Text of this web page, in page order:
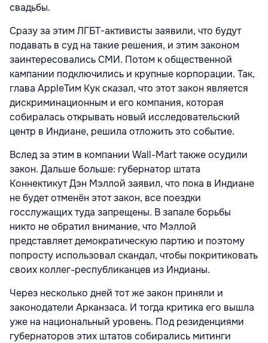
свадьбы.
Сразу за этим ЛГБТ-активисты заявили, что будут
подавать в суд на такие решения, и этим законом
заинтересовались СМИ. Потом к общественной
кампании подключились и крупные корпорации. Так,
глава AppleТим Кук сказал, что этот закон является
дискриминационным и его компания, которая
собиралась открывать новый исследовательский
центр в Индиане, решила отложить это событие.
Вслед за этим в компании Wall-Mart также осудили
закон. Дальше больше: губернатор штата
Коннектикут Дэн Мэллой заявил, что пока в Индиане
не будет отменён этот закон, все поездки
госслужащих туда запрещены. В запале борьбы
никто не обратил внимание, что Мэллой
представляет демократическую партию и поэтому
попросту использовал скандал, чтобы покритиковать
своих коллег-республиканцев из Индианы.
Через несколько дней тот же закон приняли и
законодатели Арканзаса. И тогда критика его вышла
уже на национальный уровень. Под резиденциями
губернаторов этих штатов собирались митинги